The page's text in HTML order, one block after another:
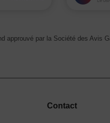
approuvé par la Société des Avis
Contact